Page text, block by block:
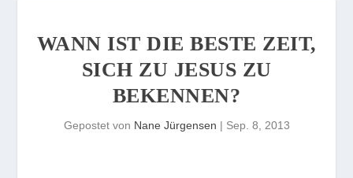
WANN IST DIE BESTE ZEIT,
SICH ZU JESUS ZU
BEKENNEN?
Gepostet von Nane Jürgensen | Sep. 8, 2013